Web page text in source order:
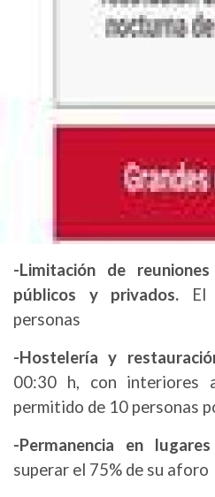
-Limitación de
públicos y privados. El
personas
-Hostelería y
00:30 h, con interiores
permitido de 10 personas
-Permanencia en
superar el 75% de su aforo